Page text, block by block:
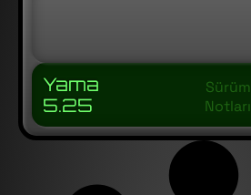
Yama
5.25
Sürüm
Notları